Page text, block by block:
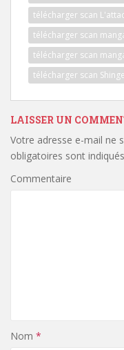
télécharger scan
télécharger scan
télécharger scan
télécharger scan
LAISSER UN
Votre adresse e-mail ne
obligatoires sont
Commentaire
Nom *